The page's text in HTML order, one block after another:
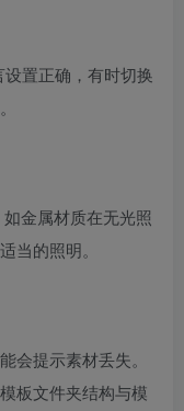
置正确，有时切换
金属材质在无光照
当的照明。
会提示素材丢失。
板文件夹结构与模